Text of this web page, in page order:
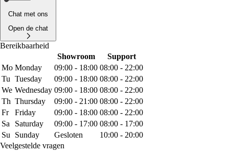
Chat met ons
Open de chat
Bereikbaarheid
Showroom
Support
Mo Monday 09:00 - 18:00 08:00 - 22:00
Tu Tuesday 09:00 - 18:00 08:00 - 22:00
We Wednesday 09:00 - 18:00 08:00 - 22:00
Th Thursday 09:00 - 21:00 08:00 - 22:00
Fr
Friday 09:00 - 18:00 08:00 - 22:00
Sa
Saturday 09:00 - 17:00 08:00 - 17:00
Su
Sunday Gesloten
10:00 - 20:00
Veelgestelde vragen